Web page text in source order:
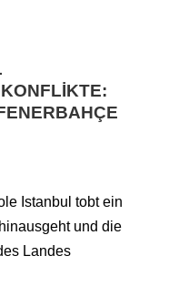
D
U
Istanbul tobt ein
und die
Landes